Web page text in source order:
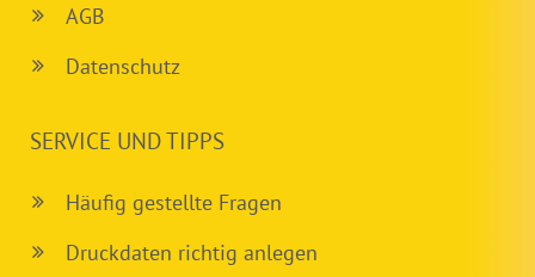
AGB
Datenschutz
SERVICE UND TIPPS
Häufig gestellte Fragen
Druckdaten richtig anlegen